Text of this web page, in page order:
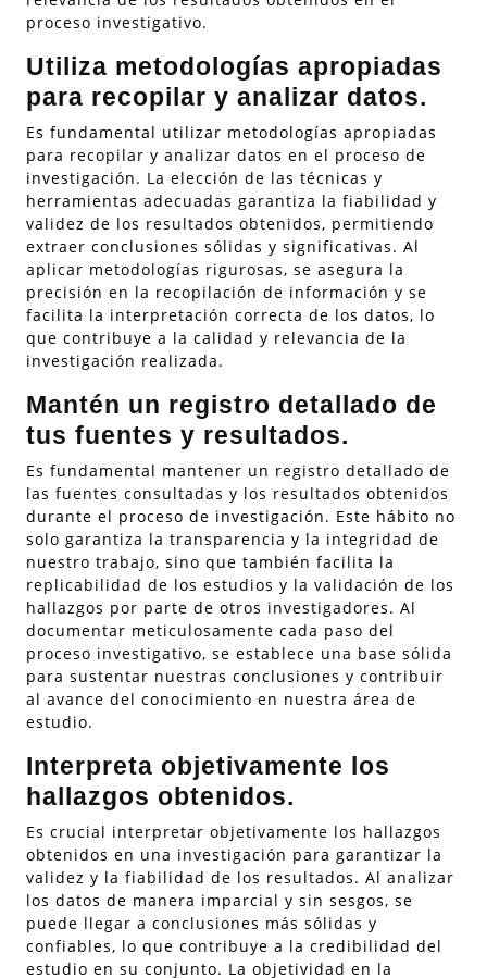
proceso investigativo.
Utiliza metodologías apropiadas
para recopilar y analizar datos.
Es fundamental utilizar metodologías apropiadas
para recopilar y analizar datos en el proceso de
investigación. La elección de las técnicas y
herramientas adecuadas garantiza la fiabilidad y
validez de los resultados obtenidos, permitiendo
extraer conclusiones sólidas y significativas. Al
aplicar metodologías rigurosas, se asegura la
precisión en la recopilación de información y se
facilita la interpretación correcta de los datos, lo
que contribuye a la calidad y relevancia de la
investigación realizada.
Mantén un registro detallado de
tus fuentes y resultados.
Es fundamental mantener un registro detallado de
las fuentes consultadas y los resultados obtenidos
durante el proceso de investigación. Este hábito no
solo garantiza la transparencia y la integridad de
nuestro trabajo, sino que también facilita la
replicabilidad de los estudios y la validación de los
hallazgos por parte de otros investigadores. Al
documentar meticulosamente cada paso del
proceso investigativo, se establece una base sólida
para sustentar nuestras conclusiones y contribuir
al avance del conocimiento en nuestra área de
estudio.
Interpreta objetivamente los
hallazgos obtenidos.
Es crucial interpretar objetivamente los hallazgos
obtenidos en una investigación para garantizar la
validez y la fiabilidad de los resultados. Al analizar
los datos de manera imparcial y sin sesgos, se
puede llegar a conclusiones más sólidas y
confiables, lo que contribuye a la credibilidad del
estudio en su conjunto. La objetividad en la